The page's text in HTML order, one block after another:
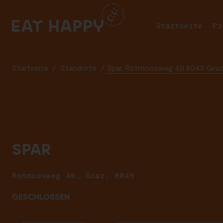
MAIN
Startseite
Startseite / Standorte / Spar Rotmoosweg 40 8045 Graz
SPAR
Rotmoosweg 40, Graz, 8045
GESCHLOSSEN